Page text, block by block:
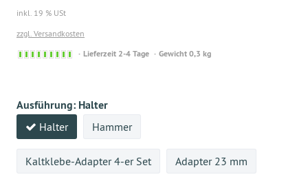
inkl. 19 % USt
zzgl. Versandkosten
Sofort
Lieferzeit 2-4 Tage Gewicht 0,3 kg
Ausführung: Halter
Halter Hammer
Kaltklebe-Adapter 4-er Set Adapter 23 mm